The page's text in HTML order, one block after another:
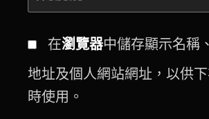
在瀏覽器中儲存顯示名稱
地址及個人網站網址，以供
時使用。